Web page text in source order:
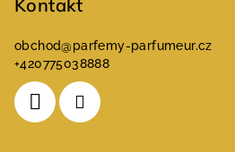
Kontakt
obchod@parfemy-parfumeur.cz
+420775038888